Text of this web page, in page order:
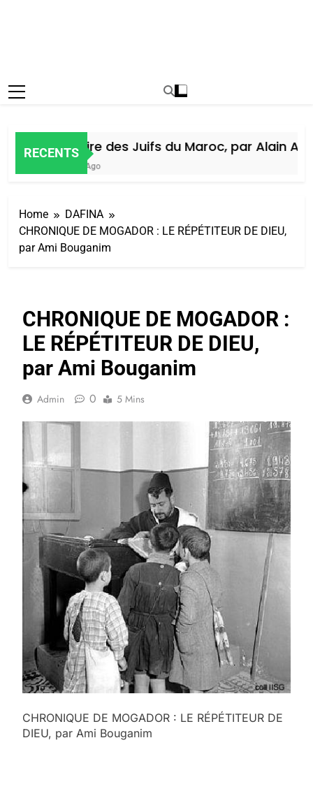
RECENTS
Histoire des Juifs du Maroc, par Alain Amiel
7 Jours Ago
Home
DAFINA
CHRONIQUE DE MOGADOR : LE RÉPÉTITEUR DE DIEU,
par Ami Bouganim
CHRONIQUE DE MOGADOR :
LE RÉPÉTITEUR DE DIEU,
par Ami Bouganim
Admin 0 5 Mins
CHRONIQUE DE MOGADOR : LE RÉPÉTITEUR DE
DIEU, par Ami Bouganim